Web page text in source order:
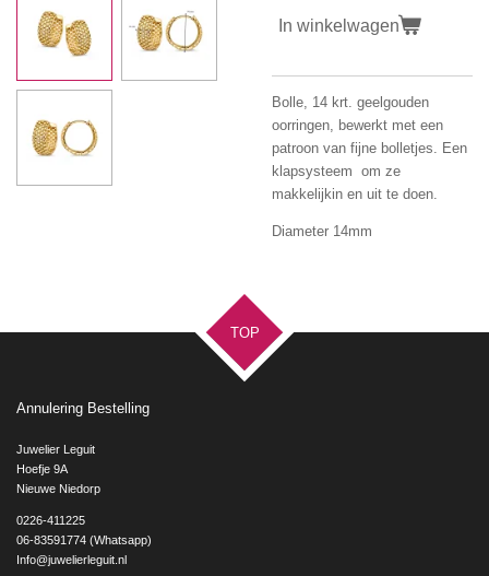
In winkelwagen
Bolle, 14 krt. geelgouden
oorringen, bewerkt met een
patroon van fijne bolletjes. Een
klapsysteem om ze
makkelijkin en uit te doen.
Diameter 14mm
TOP
Annulering Bestelling
Juwelier Leguit
Hoefje 9A
Nieuwe Niedorp
0226-411225
06-83591774 (Whatsapp)
Info@juwelierleguit.nl